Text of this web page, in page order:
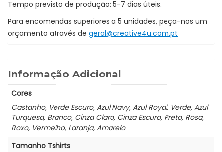
Tempo previsto de produção: 5-7 dias úteis.
Para encomendas superiores a 5 unidades, peça-nos um
orçamento através de geral@creative4u.com.pt
Informação Adicional
Cores
Castanho, Verde Escuro, Azul Navy, Azul Royal, Verde, Azul
Turquesa, Branco, Cinza Claro, Cinza Escuro, Preto, Rosa,
Roxo, Vermelho, Laranja, Amarelo
Tamanho Tshirts